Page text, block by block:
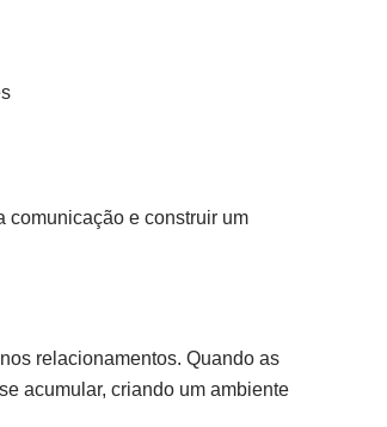
comunicação e construir um
relacionamentos. Quando as
acumular, criando um ambiente